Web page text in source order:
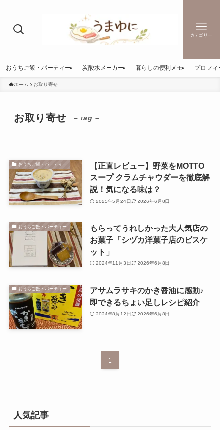
カテゴリー
おうちご飯・パーティー 炭酸水メーカー 暮らしの便利メモ プロフィ
ホーム お取り寄せ
お取り寄せ – tag –
おうちご飯・パーティー
【正直レビュー】野菜をMOTTO
スープ クラムチャウダーを徹底解
説！気になる味は？
2025年5月24日 2026年6月8日
おうちご飯・パーティー
もらってうれしかった大人気店の
お菓子「シヅカ洋菓子店のビスケ
ット」
2024年11月3日 2026年6月8日
おうちご飯・パーティー
アサムラサキのかき醤油に感動♪
即できるちょい足しレシピ紹介
2024年8月12日 2026年6月8日
1
人気記事